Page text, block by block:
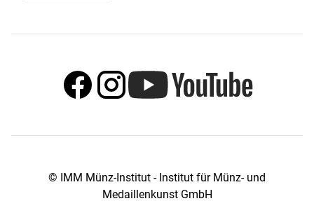
© IMM Münz-Institut - Institut für Münz- und
Medaillenkunst GmbH